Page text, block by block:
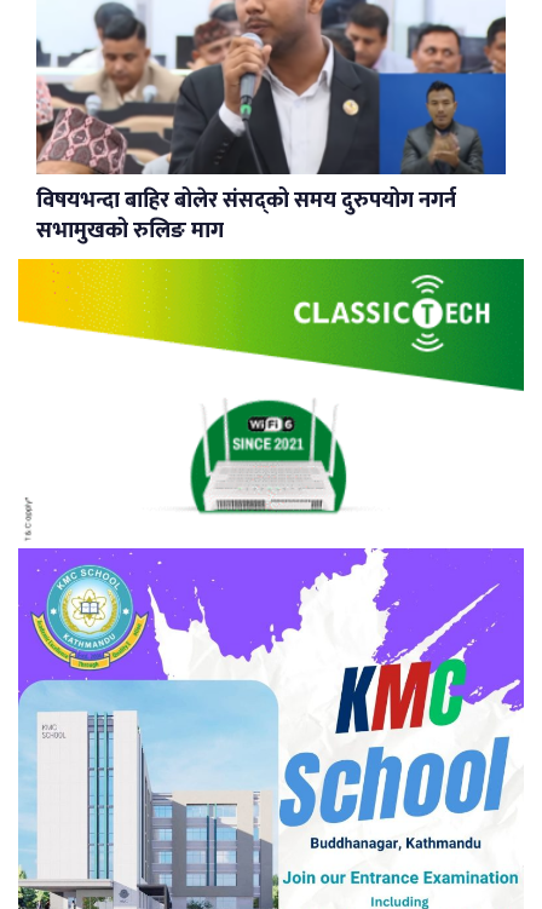
विषयभन्दा बाहिर बोलेर संसद्को समय दुरुपयोग नगर्न
सभामुखको रुलिङ माग